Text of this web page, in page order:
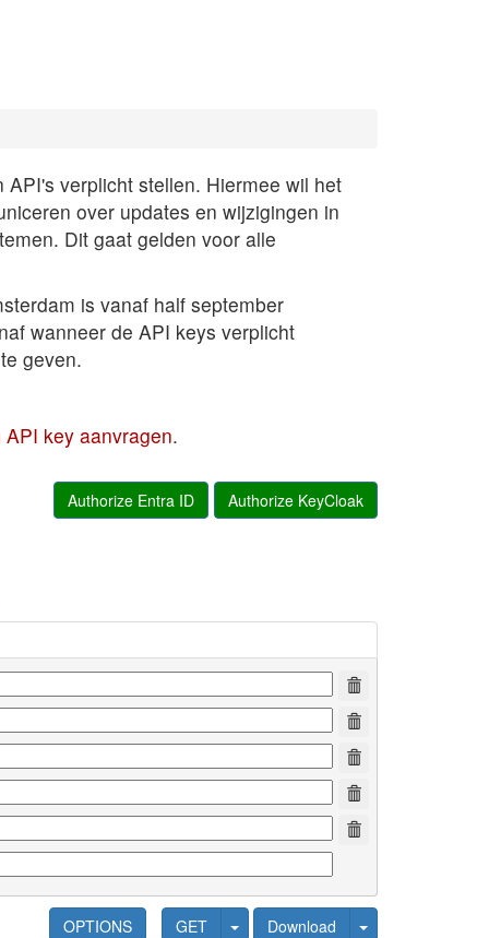
verplicht stellen. Hiermee wil het
over updates en wijzigingen in
Dit gaat gelden voor alle
is vanaf half september
wanneer de API keys verplicht
geven.
key aanvragen.
Authorize KeyCloak
Authorize Entra ID
GET Download
OPTIONS